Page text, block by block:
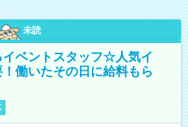
未読
ベントスタッフ☆人気イ
働いたその日に給料もら